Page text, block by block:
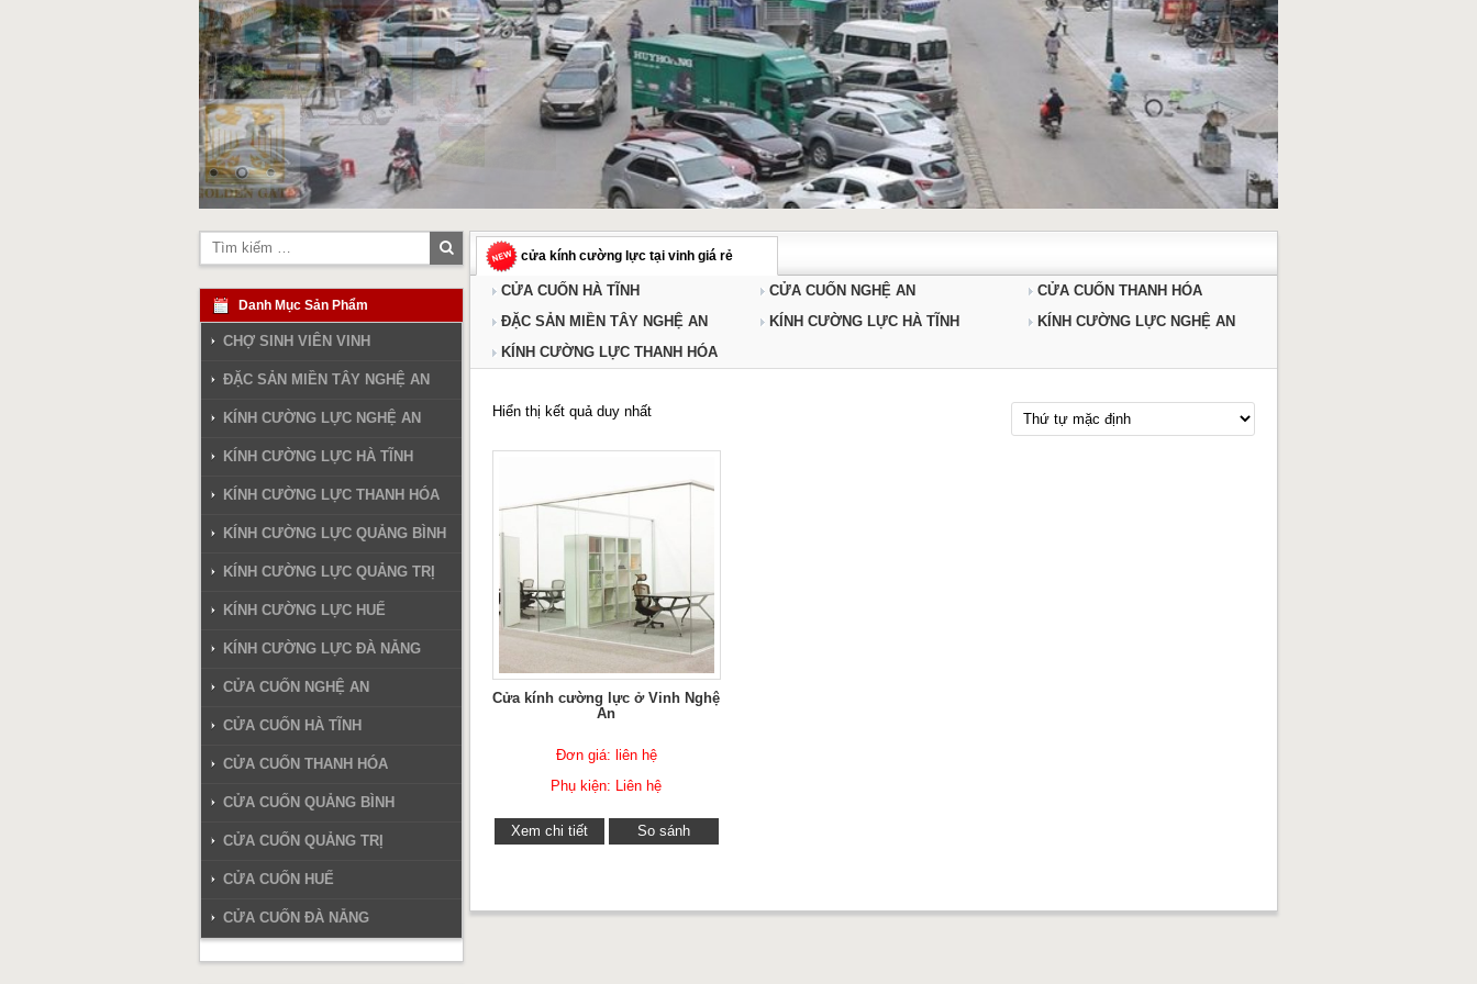
cửa kính cường lực tại vinh giá rẻ
CỬA CUỐN HÀ TĨNH CỬA CUỐN NGHỆ AN
CỬA CUỐN THANH HÓA
ĐẶC SẢN MIỀN TÂY NGHỆ AN
KÍNH CƯỜNG LỰC HÀ TĨNH
KÍNH CƯỜNG LỰC NGHỆ AN
KÍNH CƯỜNG LỰC THANH HÓA
Hiển thị kết quả duy nhất
Cửa kính cường lực ở Vinh Nghệ
An
Đơn giá: liên hệ
Phụ kiện: Liên hệ
Xem chi tiết So sánh
Tìm
kiếm
Danh Mục Sản Phẩm
CHỢ SINH VIÊN VINH
ĐẶC SẢN MIỀN TÂY NGHỆ AN
KÍNH CƯỜNG LỰC NGHỆ AN
KÍNH CƯỜNG LỰC HÀ TĨNH
KÍNH CƯỜNG LỰC THANH HÓA
KÍNH CƯỜNG LỰC QUẢNG BÌNH
KÍNH CƯỜNG LỰC QUẢNG TRỊ
KÍNH CƯỜNG LỰC HUẾ
KÍNH CƯỜNG LỰC ĐÀ NẴNG
CỬA CUỐN NGHỆ AN
CỬA CUỐN HÀ TĨNH
CỬA CUỐN THANH HÓA
CỬA CUỐN QUẢNG BÌNH
CỬA CUỐN QUẢNG TRỊ
CỬA CUỐN HUẾ
CỬA CUỐN ĐÀ NẴNG